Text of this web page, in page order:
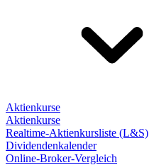
Aktienkurse
Aktienkurse
Realtime-Aktienkursliste (L&S)
Dividendenkalender
Online-Broker-Vergleich